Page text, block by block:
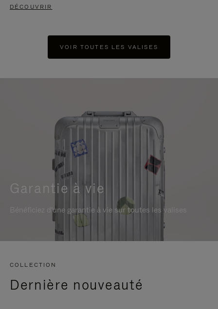
DÉCOUVRIR
VOIR TOUTES LES VALISES
Garantie à vie
Bénéficiez d'une garantie à vie sur toutes les valises
COLLECTION
Dernière nouveauté